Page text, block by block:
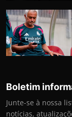
Boletim
Junte-se à nossa
notícias,